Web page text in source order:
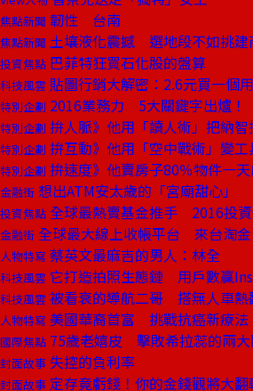
焦點新聞 韌性 台南
焦點新聞 土壤液化震撼 選地段不如挑建
投資焦點 巴菲特狂買石化股的盤算
科技風雲 貼圖行銷大解密：2.6元買一個
特別企劃 2016業務力 5大關鍵字出爐！
特別企劃 拚人脈》他用「讀人術」把納
特別企劃 拚互動》他用「空中戰術」變
特別企劃 拚速度》他賣房子80％物件一
金融街 想出ATM安太歲的「宮廟甜心」
投資焦點 全球最熱賣基金推手 2016投
金融街 全球最大線上收帳平台 來台淘金
人物特寫 蔡英文最麻吉的男人：林全
科技風雲 它打造拍照生態鏈 用戶數贏
科技風雲 被看衰的導航二哥 搭無人車熱
人物特寫 美國華裔首富 挑戰抗癌新療法
國際焦點 75歲老嬉皮 擊敗希拉蕊的兩
封面故事 失控的負利率
封面故事 定存竟虧錢！你的金錢觀將大翻